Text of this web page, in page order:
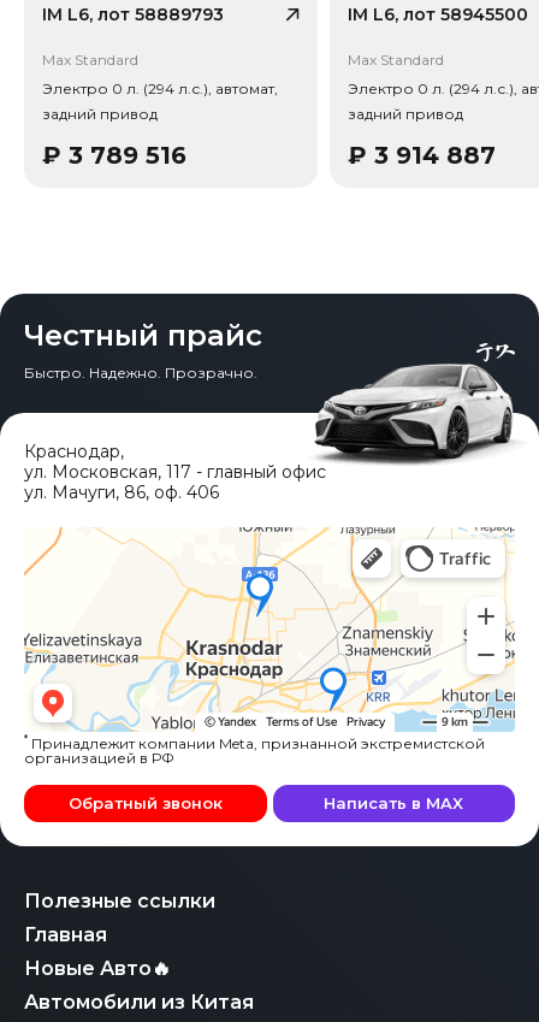
24 месяца — 1 316 634 ₽ (потеря в цене 23%).
Китая, без растаможки.
Тип привода: Задний привод (RWD). Также по
паспорту комплектации: Тип энергии: Чистый
(хэтчбек), Тип кузова/посадка: Хэтчбек, Тип дверей:
IM L6, лот 58889793
Max Standard
Электро 0 л. (294 л.с.), автомат,
задний привод
₽ 3 789 516
IM L6, лот 58945500
Max Standard
Электро 0 л. (294 л.с.),
задний привод
₽ 3 914 887
Честный прайс
Быстро. Надежно. Прозрачно.
Полезные ссылки
Главная
Новые Авто🔥
Автомобили из Китая
Краснодар,
ул. Московская, 117 - главный офис
ул. Мачуги, 86, оф. 406
* Принадлежит компании Meta, признанной экстремистской
организацией в РФ
Обратный звонок Написать в MAX